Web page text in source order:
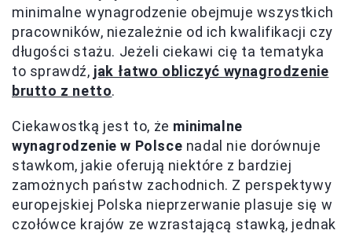
minimalne wynagrodzenie obejmuje wszystkich
pracowników, niezależnie od ich kwalifikacji czy
długości stażu. Jeżeli ciekawi cię ta tematyka
to sprawdź, jak łatwo obliczyć wynagrodzenie
brutto z netto.
Ciekawostką jest to, że minimalne
wynagrodzenie w Polsce nadal nie dorównuje
stawkom, jakie oferują niektóre z bardziej
zamożnych państw zachodnich. Z perspektywy
europejskiej Polska nieprzerwanie plasuje się w
czołówce krajów ze wzrastającą stawką, jednak